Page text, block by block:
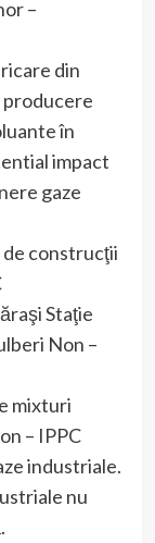
–
din
producere
în
impact
gaze
de construcţii
Staţie
Non –
mixturi
– IPPC
industriale.
nu